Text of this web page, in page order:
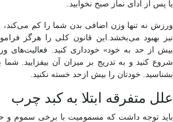
یا پس از ادای نماز صبح نخوابید.
ورزش نه تنها وزن اضافی بدن شما را کم می‌کند،
نیز بهبود می‌بخشد.این قانون کلی را هرگز
بیش از حد به خود» خودداری کنید. فعالیت‌های
شروع کنید و به تدریج بر میزان آن بیفزایید. شما
بشناسید. خودتان را بیش ازحد خسته نکنید.
علل متفرقه ابتلا به کبد چرب
باید توجه داشت که مسمومیت با برخی سموم و